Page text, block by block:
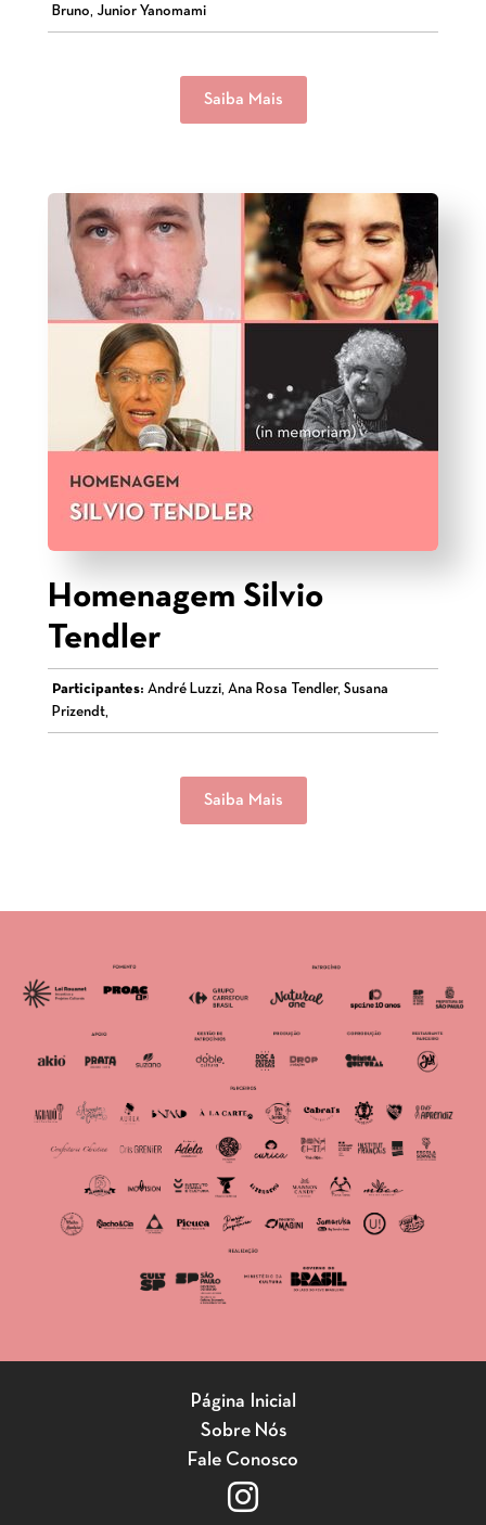
Bruno, Junior Yanomami
Saiba Mais
Homenagem Silvio
Tendler
Participantes: André Luzzi, Ana Rosa Tendler, Susana
Prizendt,
Saiba Mais
Página Inicial
Sobre Nós
Fale Conosco